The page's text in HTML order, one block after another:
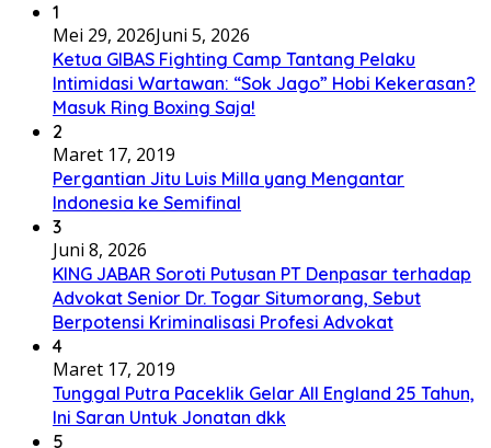
1
Mei 29, 2026Juni 5, 2026
Ketua GIBAS Fighting Camp Tantang Pelaku
Intimidasi Wartawan: “Sok Jago” Hobi Kekerasan?
Masuk Ring Boxing Saja!
2
Maret 17, 2019
Pergantian Jitu Luis Milla yang Mengantar
Indonesia ke Semifinal
3
Juni 8, 2026
KING JABAR Soroti Putusan PT Denpasar terhadap
Advokat Senior Dr. Togar Situmorang, Sebut
Berpotensi Kriminalisasi Profesi Advokat
4
Maret 17, 2019
Tunggal Putra Paceklik Gelar All England 25 Tahun,
Ini Saran Untuk Jonatan dkk
5